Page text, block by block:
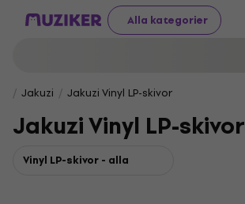
Alla kategorier
Jakuzi Jakuzi Vinyl LP-skivor
Jakuzi Vinyl LP-skivor
Vinyl LP-skivor - alla